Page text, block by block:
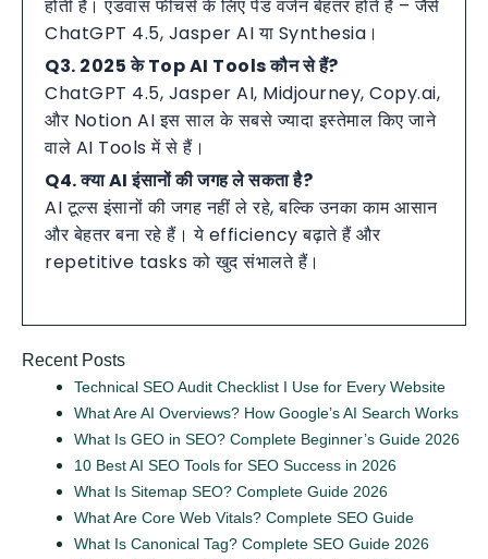
होती है। एडवांस फीचर्स के लिए पेड वर्जन बेहतर होते हैं – जैसे
ChatGPT 4.5, Jasper AI या Synthesia।
Q3. 2025 के Top AI Tools कौन से हैं?
ChatGPT 4.5, Jasper AI, Midjourney, Copy.ai,
और Notion AI इस साल के सबसे ज्यादा इस्तेमाल किए जाने
वाले AI Tools में से हैं।
Q4. क्या AI इंसानों की जगह ले सकता है?
AI टूल्स इंसानों की जगह नहीं ले रहे, बल्कि उनका काम आसान
और बेहतर बना रहे हैं। ये efficiency बढ़ाते हैं और
repetitive tasks को खुद संभालते हैं।
Recent Posts
Technical SEO Audit Checklist I Use for Every Website
What Are AI Overviews? How Google’s AI Search Works
What Is GEO in SEO? Complete Beginner’s Guide 2026
10 Best AI SEO Tools for SEO Success in 2026
What Is Sitemap SEO? Complete Guide 2026
What Are Core Web Vitals? Complete SEO Guide
What Is Canonical Tag? Complete SEO Guide 2026